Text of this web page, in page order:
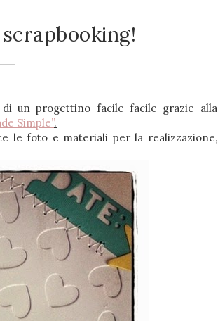
un progettino facile facile grazie alla
Simple”.
le foto e materiali per la realizzazione,